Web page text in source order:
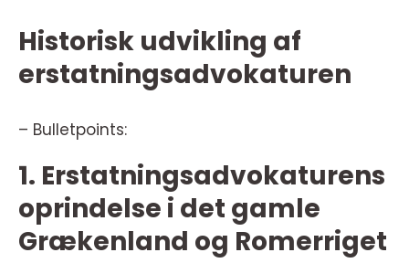
Historisk udvikling af
erstatningsadvokaturen
– Bulletpoints:
1. Erstatningsadvokaturens
oprindelse i det gamle
Grækenland og Romerriget